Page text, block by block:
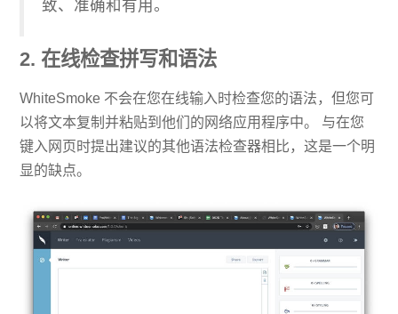
致、准确和有用。
2. 在线检查拼写和语法
WhiteSmoke 不会在您在线输入时检查您的语法，但您可
以将文本复制并粘贴到他们的网络应用程序中。 与在您
键入网页时提出建议的其他语法检查器相比，这是一个明
显的缺点。